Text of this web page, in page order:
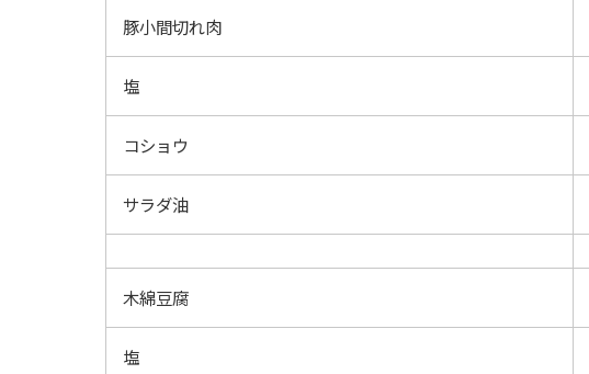
豚小間切れ肉
塩
コショウ
サラダ油
木綿豆腐
塩